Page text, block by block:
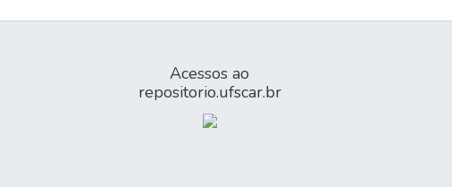
Acessos ao
repositorio.ufscar.br